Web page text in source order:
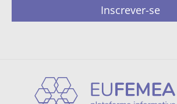
Inscrever-se